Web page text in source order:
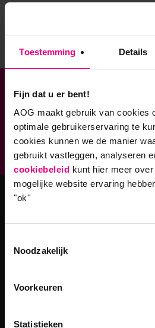
Toestemming Details
Fijn dat u er bent!
AOG maakt gebruik van cookies
optimale gebruikerservaring te
cookies kunnen we de manier
gebruikt vastleggen, analyseren
cookiebeleid kunt hier meer
mogelijke website ervaring
"ok''
Noodzakelijk
Voorkeuren
Statistieken
Verbonden aan
Geaccrediteerde
9,0 op
MBA Innovatie & Leiderschap
Programma's